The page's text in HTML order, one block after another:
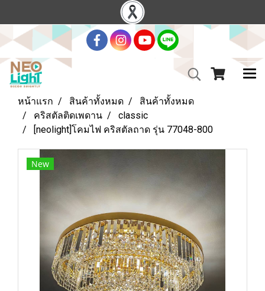
หน้าแรก สินค้าทั้งหมด
สินค้าทั้งหมด
คริสตัลติดเพดาน
classic
[neolight]โคมไฟ คริสตัลถาด รุ่น 77048-800
New